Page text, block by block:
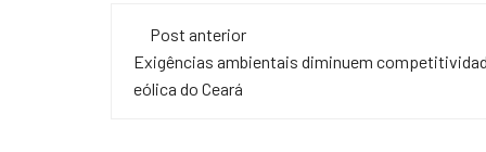
e
b
er s
A
Navegação
de
Post anterior
Exigências ambientais diminuem
eólica do Ceará